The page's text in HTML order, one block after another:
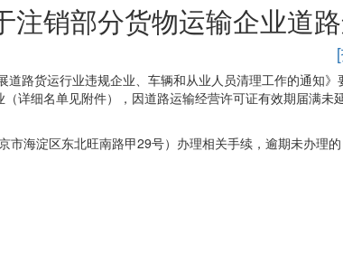
销部分货物运输企业道
路货运行业违规企业、车辆和从业人员清理工作的通知
详细名单见附件），因道路运输经营许可证有效期届满未
海淀区东北旺南路甲29号）办理相关手续，逾期未办理的